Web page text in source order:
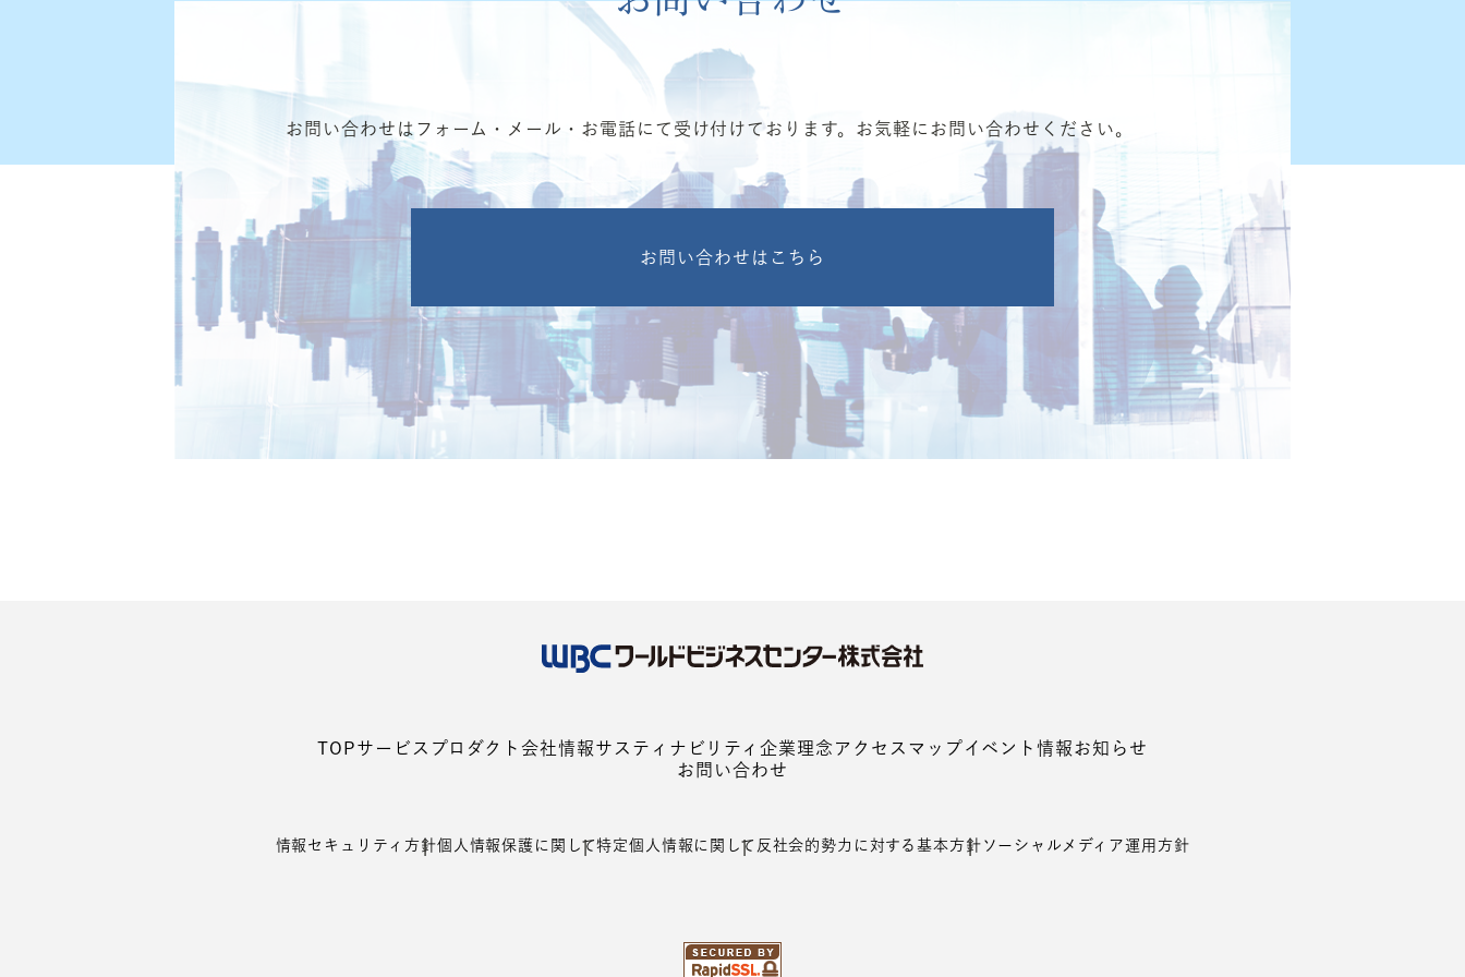
お問い合わせはフォーム・メール・お電話にて受け付けております。お気軽にお問い合わせください。
お問い合わせはこちら
TOPサービス プロダクト 会社情報サスティナビリティ企業理念 アクセスマップイベント情報お知らせ
お問い合わせ
情報セキュリティ⽅針個⼈情報保護に関して特定個⼈情報に関して 反社会的勢⼒に対する基本⽅針 ソーシャルメディア運用方針